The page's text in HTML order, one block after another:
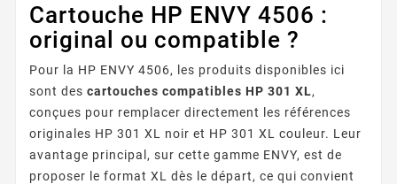
Cartouche HP ENVY 4506 :
original ou compatible ?
Pour la HP ENVY 4506, les produits disponibles ici
sont des cartouches compatibles HP 301 XL,
conçues pour remplacer directement les références
originales HP 301 XL noir et HP 301 XL couleur. Leur
avantage principal, sur cette gamme ENVY, est de
proposer le format XL dès le départ, ce qui convient